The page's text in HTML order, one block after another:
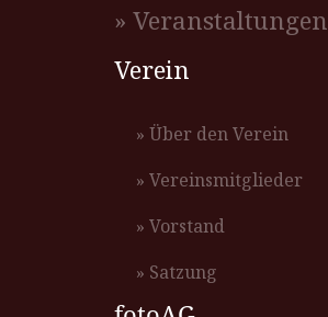
» Veranstaltungen
Verein
» Über den Verein
» Vereinsmitglieder
» Vorstand
» Satzung